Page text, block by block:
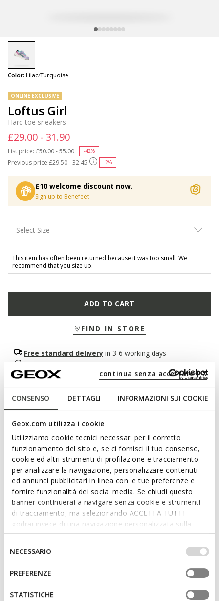
CONSENSO DETTAGLI INFORMAZIONI SUI COOKIE
Geox.com utilizza i cookie
Utilizziamo cookie tecnici necessari per il corretto
funzionamento del sito e, se ci fornisci il tuo consenso,
cookie ed altri strumenti di profilazione e tracciamento
per analizzare la navigazione, personalizzare contenuti
ed annunci pubblicitari in linea con le tue preferenze e
fornire funzionalità dei social media. Se chiudi questo
banner continuerai a navigare senza cookie e strumenti
di tracciamento, ma selezionando ACCETTA TUTTI
godrai invece di una navigazione personalizzata sulla
base dei tuoi gusti ed interessi. Selezionando
IMPOSTAZIONI potrai anche scegliere quali cookies ed
altri strumenti di tracciamento autorizzare. Per maggiori
informazioni o per modificare in qualsiasi momento le
tue impostazioni, visita la nostra
consenso
NECESSARIO
PREFERENZE
STATISTICHE
continua senza accettare | X
ONLINE EXCLUSIVE
Loftus Girl
Hard toe sneakers
£29.00 - 31.90
List price: Price reduced from
£50.00 - 55.00 -42%
Previous price:£29.50 - 32.45 -2%
£10 welcome discount now.
Sign up to Benefeet
Color: Lilac/Turquoise
selected
Select Size
This item has often been returned because it was too small. We
recommend that you size up.
ADD TO CART
FIND IN STORE
Free standard delivery in 3-6 working days
Description
shoe aesthetic and an easily adjustable fit. This version of
Loftus in lilac and turquoise will lift casual day-to-day dressing
with a touch of contemporary charm. Crafted from a leather-
effect material and nylon, it is both cushioning and easily
adjustable, ensuring the utmost comfort.
ITEM CODE:J46M2A054FUC8320
Read more
Features
Reinforced toe
Single riptape and elasticated lace fastening; Removable
insole